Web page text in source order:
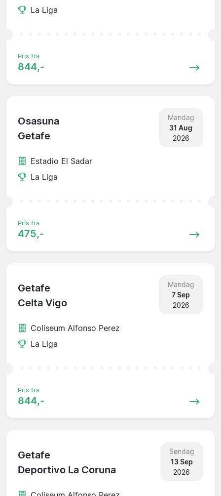
La Liga
Pris fra
844,-
Osasuna
Getafe
Mandag
31 Aug
2026
Estadio El Sadar
La Liga
Pris fra
475,-
Getafe
Celta Vigo
Mandag
7 Sep
2026
Coliseum Alfonso Perez
La Liga
Pris fra
844,-
Getafe
Deportivo La Coruna
Søndag
13 Sep
2026